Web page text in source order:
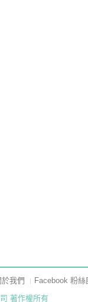
於我們
Facebook 粉絲
著作權所有